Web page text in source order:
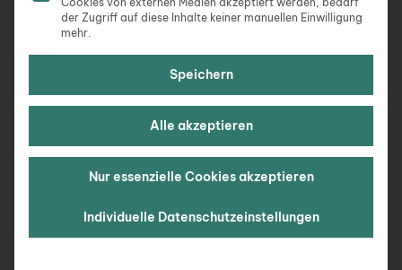
Markenimage verbessern. Unternehmen, die solche
Domains nutzen, zeigen ihren Kunden und Partnern
sich positiv auf Ihre Glaubwürdigkeit auswirken und
dazu beitragen, dass Ihre Marke als Vorreiter im
Bereich Nachhaltigkeit wahrgenommen wird.
Berücksichtigen Sie bei der Auswahl Ihrer Domain-
Endung auch die Zielgruppe und den Markt. Dies
kann Ihnen helfen, eine effektivere Verbindung mit
der Zugriff auf diese Inhalte keiner manuellen Einwilligung
mehr.
Speichern
Alle akzeptieren
Nur essenzielle Cookies akzeptieren
Individuelle Datenschutzeinstellungen